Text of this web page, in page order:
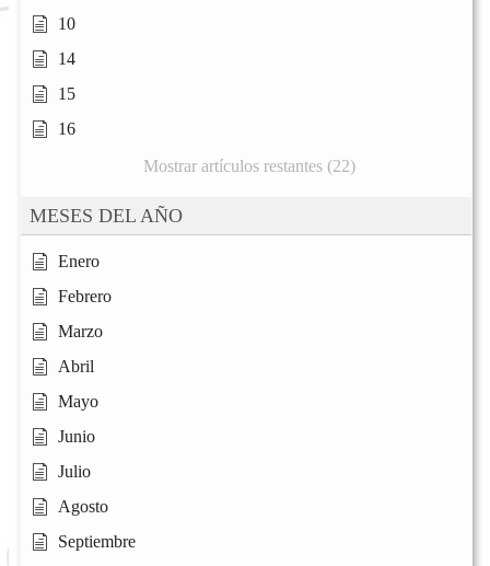
10
14
15
16
Mostrar artículos restantes (22)
MESES DEL AÑO
Enero
Febrero
Marzo
Abril
Mayo
Junio
Julio
Agosto
Septiembre